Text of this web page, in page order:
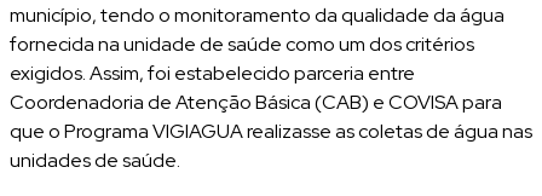
município, tendo o monitoramento da qualidade da água
fornecida na unidade de saúde como um dos critérios
exigidos. Assim, foi estabelecido parceria entre
Coordenadoria de Atenção Básica (CAB) e COVISA para
que o Programa VIGIAGUA realizasse as coletas de água nas
unidades de saúde.